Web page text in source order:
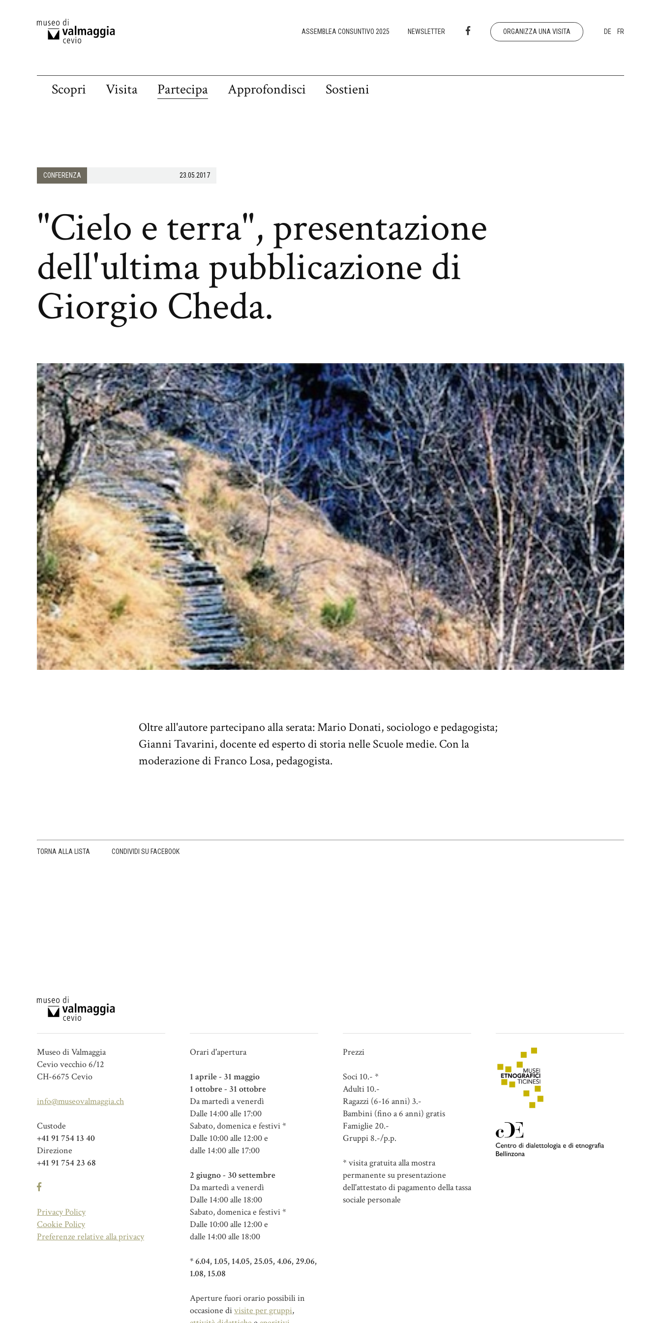
ASSEMBLEA CONSUNTIVO 2025 NEWSLETTER ORGANIZZA UNA VISITA DE FR
Scopri Visita Partecipa Approfondisci Sostieni
CONFERENZA 23.05.2017
"Cielo e terra", presentazione
dell'ultima pubblicazione di
Giorgio Cheda.
Oltre all'autore partecipano alla serata: Mario Donati, sociologo e pedagogista;
Gianni Tavarini, docente ed esperto di storia nelle Scuole medie. Con la
moderazione di Franco Losa, pedagogista.
TORNA ALLA LISTA CONDIVIDI SU FACEBOOK
Museo di Valmaggia
Cevio vecchio 6/12
CH-6675 Cevio
info@museovalmaggia.ch
Custode
+41 91 754 13 40
Direzione
+41 91 754 23 68
Privacy Policy
Cookie Policy
Preferenze relative alla privacy
Orari d'apertura
1 aprile - 31 maggio
1 ottobre - 31 ottobre
Da martedì a venerdì
Dalle 14:00 alle 17:00
Sabato, domenica e festivi *
Dalle 10:00 alle 12:00 e
dalle 14:00 alle 17:00
2 giugno - 30 settembre
Da martedì a venerdì
Dalle 14:00 alle 18:00
Sabato, domenica e festivi *
Dalle 10:00 alle 12:00 e
dalle 14:00 alle 18:00
* 6.04, 1.05, 14.05, 25.05, 4.06, 29.06,
1.08, 15.08
Aperture fuori orario possibili in
occasione divisite per gruppi,
Prezzi
Soci 10.- *
Adulti 10.-
Ragazzi (6-16 anni) 3.-
Bambini (fino a 6 anni) gratis
Famiglie 20.-
Gruppi 8.-/p.p.
* visita gratuita alla mostra
permanente su presentazione
dell'attestato di pagamento della tassa
sociale personale